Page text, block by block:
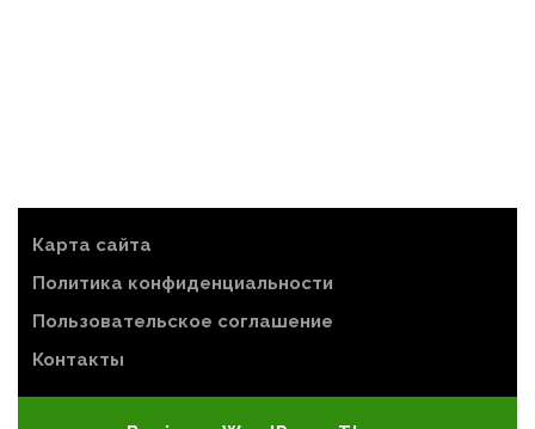
Карта сайта
Политика конфиденциальности
Пользовательское соглашение
Контакты